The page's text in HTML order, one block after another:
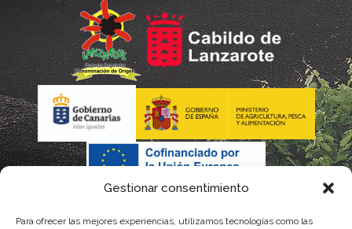
Gestionar consentimiento
Para ofrecer las mejores experiencias, utilizamos tecnologías como las